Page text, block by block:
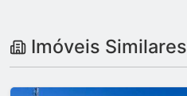
Imóveis Similares